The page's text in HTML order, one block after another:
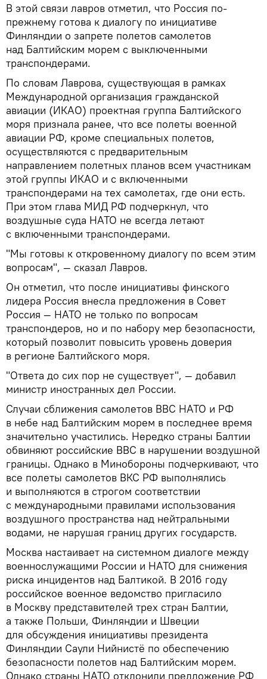
В этой связи лавров отметил, что Россия по-
прежнему готова к диалогу по инициативе
Финляндии о запрете полетов самолетов
над Балтийским морем с выключенными
транспондерами.
По словам Лаврова, существующая в рамках
Международной организация гражданской
авиации (ИКАО) проектная группа Балтийского
моря признала ранее, что все полеты военной
авиации РФ, кроме специальных полетов,
осуществляются с предварительным
направлением полетных планов всем участникам
этой группы ИКАО и с включенными
транспондерами на тех самолетах, где они есть.
При этом глава МИД РФ подчеркнул, что
воздушные суда НАТО не всегда летают
с включенными транспондерами.
"Мы готовы к откровенному диалогу по всем этим
вопросам", — сказал Лавров.
Он отметил, что после инициативы финского
лидера Россия внесла предложения в Совет
Россия — НАТО не только по вопросам
транспондеров, но и по набору мер безопасности,
который позволит повысить уровень доверия
в регионе Балтийского моря.
"Ответа до сих пор не существует", — добавил
министр иностранных дел России.
Случаи сближения самолетов ВВС НАТО и РФ
в небе над Балтийским морем в последнее время
значительно участились. Нередко страны Балтии
обвиняют российские ВВС в нарушении воздушной
границы. Однако в Минобороны подчеркивают, что
все полеты самолетов ВКС РФ выполнялись
и выполняются в строгом соответствии
с международными правилами использования
воздушного пространства над нейтральными
водами, не нарушая границ других государств.
Москва настаивает на системном диалоге между
военнослужащими России и НАТО для снижения
риска инцидентов над Балтикой. В 2016 году
российское военное ведомство пригласило
в Москву представителей трех стран Балтии,
а также Польши, Финляндии и Швеции
для обсуждения инициативы президента
Финляндии Саули Нийнистё по обеспечению
безопасности полетов над Балтийским морем.
Однако страны НАТО отклонили предложение РФ